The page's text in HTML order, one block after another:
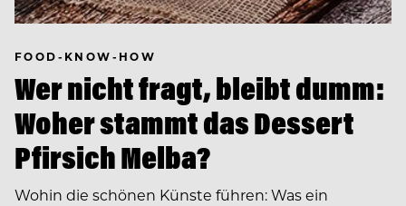
FOOD-KNOW-HOW
Wer nicht fragt, bleibt dumm:
Woher stammt das Dessert
Pfirsich Melba?
Wohin die schönen Künste führen: Was ein